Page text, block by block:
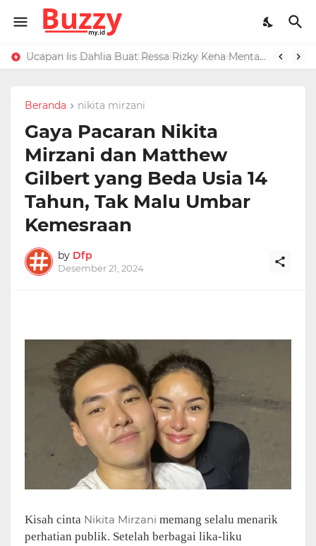
Ucapan Iis Dahlia Buat Ressa Rizky Kena Mental, Tuding Penyebab Denada Diboikot: Gak Dapat Kerjaan
Raffi Ahmad Masih di LN, Kirim Rp 1 M ke Jeje Buat Korban Longsor Bandung Barat
Beranda nikita mirzani
Gaya Pacaran Nikita
Mirzani dan Matthew
Gilbert yang Beda Usia 14
Tahun, Tak Malu Umbar
Kemesraan
by Dfp
Desember 21, 2024
Kisah cinta Nikita Mirzani memang selalu menarik
perhatian publik. Setelah berbagai lika-liku